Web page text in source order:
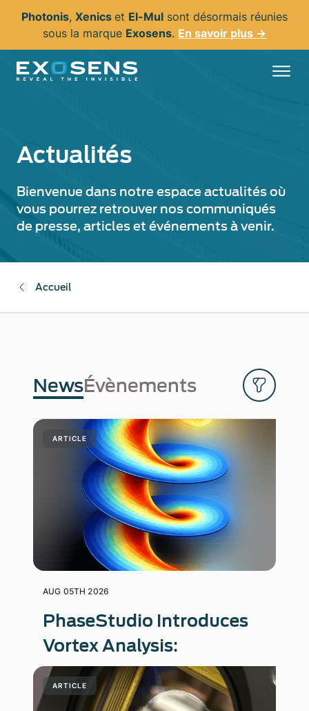
principal
Photonis, Xenics et El-Mul sont désormais réunies
sous la marque Exosens. En savoir plus →
Actualités
Bienvenue dans notre espace actualités où
vous pourrez retrouver nos communiqués
de presse, articles et événements à venir.
Accueil
NewsÉvènements
ARTICLE
AUG 05TH 2026
PhaseStudio Introduces
Vortex Analysis:
ARTICLE